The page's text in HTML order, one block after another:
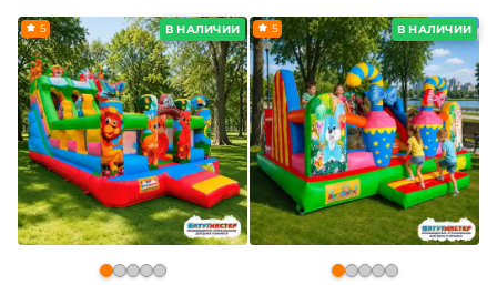
В НАЛИЧИИ
5 В НАЛИЧИИ
5